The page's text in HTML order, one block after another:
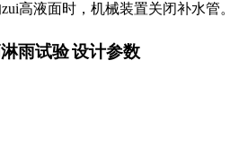
高液面时，机械装置关闭补水管。
雨试验设计参数